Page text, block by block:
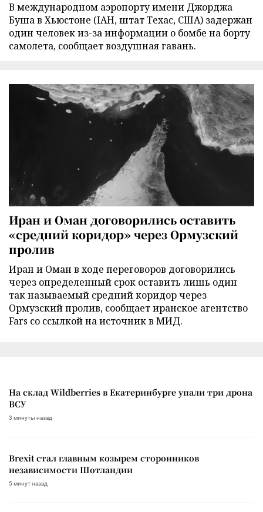
В международном аэропорту имени Джорджа
Буша в Хьюстоне (IAH, штат Техас, США) задержан
один человек из-за информации о бомбе на борту
самолета, сообщает воздушная гавань.
Иран и Оман договорились оставить
«средний коридор» через Ормузский
пролив
Иран и Оман в ходе переговоров договорились
через определенный срок оставить лишь один
так называемый средний коридор через
Ормузский пролив, сообщает иранское агентство
Fars со ссылкой на источник в МИД.
На склад Wildberries в Екатеринбурге упали три дрона
ВСУ
3 минуты назад
Brexit стал главным козырем сторонников
независимости Шотландии
5 минут назад